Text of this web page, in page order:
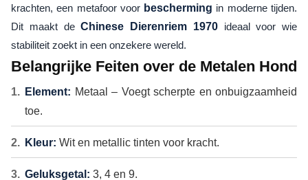
krachten, een metafoor voor bescherming in moderne tijden.
Dit maakt deChinese Dierenriem 1970ideaal voor wie
stabiliteit zoekt in een onzekere wereld.
Belangrijke Feiten over de Metalen Hond
Element: Metaal – Voegt scherpte en onbuigzaamheid
toe.
Kleur: Wit en metallic tinten voor kracht.
Geluksgetal: 3, 4 en 9.